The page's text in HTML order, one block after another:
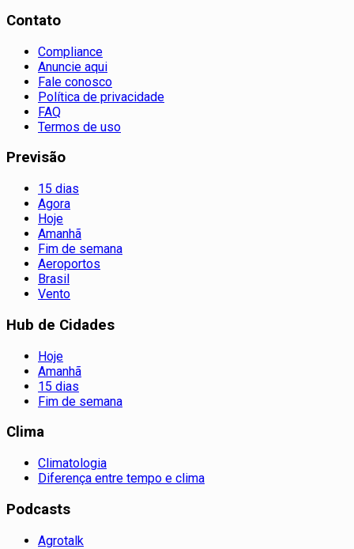
Contato
Compliance
Anuncie aqui
Fale conosco
Política de privacidade
FAQ
Termos de uso
Previsão
15 dias
Agora
Hoje
Amanhã
Fim de semana
Aeroportos
Brasil
Vento
Hub de Cidades
Hoje
Amanhã
15 dias
Fim de semana
Clima
Climatologia
Diferença entre tempo e clima
Podcasts
Agrotalk